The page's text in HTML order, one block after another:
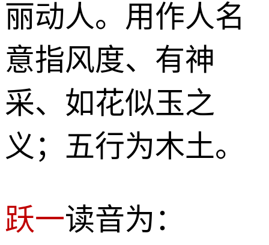
丽动人。用作人名
意指风度、有神
采、如花似玉之
义；五行为木土。
跃一读音为：